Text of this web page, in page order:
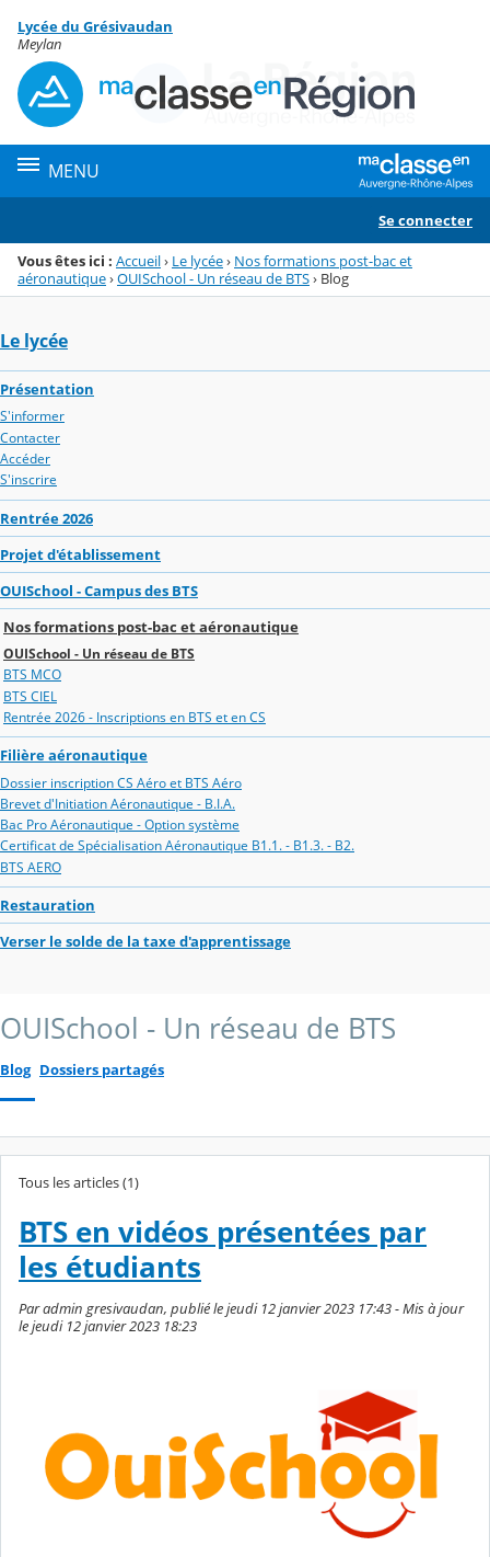
Menu de la rubrique
Contenu
Lycée du Grésivaudan
Meylan
MENU
Se connecter
Vous êtes ici : Accueil› Le lycée› Nos formations post-bac et
aéronautique›OUISchool - Un réseau de BTS› Blog
Le lycée
Présentation
S'informer
Contacter
Accéder
S'inscrire
Rentrée 2026
Projet d'établissement
OUISchool - Campus des BTS
Nos formations post-bac et aéronautique
OUISchool - Un réseau de BTS
BTS MCO
BTS CIEL
Rentrée 2026 - Inscriptions en BTS et en CS
Filière aéronautique
Dossier inscription CS Aéro et BTS Aéro
Brevet d'Initiation Aéronautique - B.I.A.
Bac Pro Aéronautique - Option système
Certificat de Spécialisation Aéronautique B1.1. - B1.3. - B2.
BTS AERO
Restauration
Verser le solde de la taxe d'apprentissage
OUISchool - Un réseau de BTS
Blog Dossiers partagés
Tous les articles (1)
BTS en vidéos présentées par
les étudiants
Par admin gresivaudan, publié le jeudi 12 janvier 2023 17:43 - Mis à jour
le jeudi 12 janvier 2023 18:23